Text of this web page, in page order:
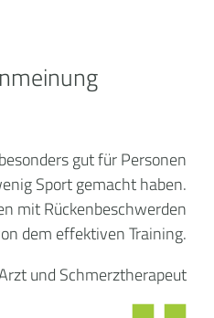
gut für Personen
Sport gemacht haben.
mit Rückenbeschwerden
dem effektiven Training.
und Schmerztherapeut